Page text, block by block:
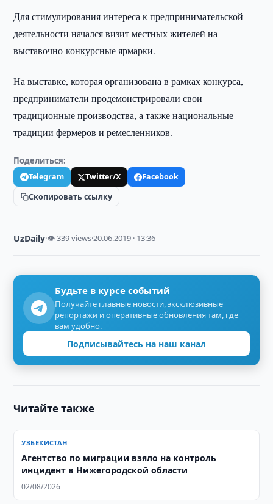
Для стимулирования интереса к предпринимательской
деятельности начался визит местных жителей на
выставочно-конкурсные ярмарки.
На выставке, которая организована в рамках конкурса,
предприниматели продемонстрировали свои
традиционные производства, а также национальные
традиции фермеров и ремесленников.
Поделиться:
Telegram Twitter/X
Facebook
Скопировать ссылку
UzDaily·👁 339 views·20.06.2019 · 13:36
Будьте в курсе событий
Получайте главные новости, эксклюзивные
репортажи и оперативные обновления там, где
вам удобно.
Подписывайтесь на наш канал
Читайте также
УЗБЕКИСТАН
Агентство по миграции взяло на контроль
инцидент в Нижегородской области
02/08/2026